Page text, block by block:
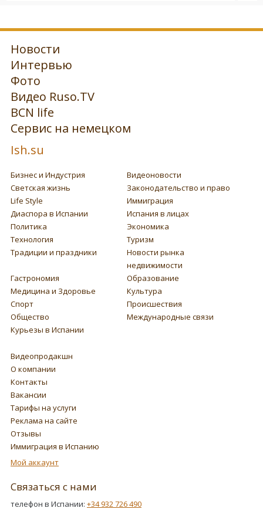
Новости
Интервью
Фото
Видео Ruso.TV
BCN life
Сервис на немецком
Ish.su
Бизнес и Индустрия
Видеоновости
Светская жизнь
Законодательство и право
Life Style
Иммиграция
Диаспора в Испании
Испания в лицах
Политика
Экономика
Технология
Туризм
Традиции и праздники
Новости рынка
недвижимости
Гастрономия
Образование
Медицина и Здоровье
Культура
Спорт
Происшествия
Общество
Международные связи
Курьезы в Испании
Видеопродакшн
О компании
Контакты
Вакансии
Тарифы на услуги
Реклама на сайте
Отзывы
Иммиграция в Испанию
Мой аккаунт
Связаться с нами
телефон в Испании: +34 932 726 490